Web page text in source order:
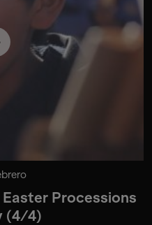
Processions
(4/4)